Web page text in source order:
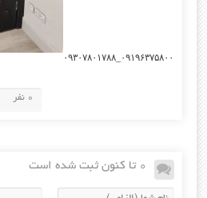
۰۹۱۹۶۳۷۵۸۰۰_۰۹۳۰۷۸۰۱۷۸۸
0 نفر
0 تا کنون ثبت شده است